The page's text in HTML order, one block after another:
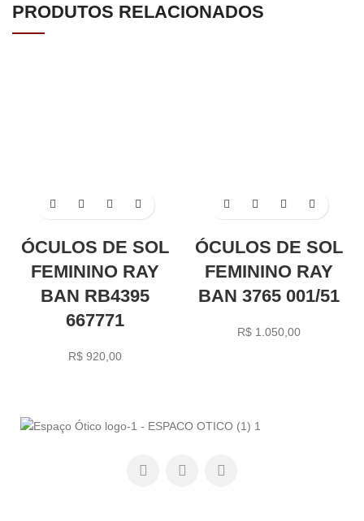
PRODUTOS RELACIONADOS
ÓCULOS DE SOL
FEMININO RAY
BAN RB4395
667771
R$ 920,00
ÓCULOS DE SOL
FEMININO RAY
BAN 3765 001/51
R$ 1.050,00